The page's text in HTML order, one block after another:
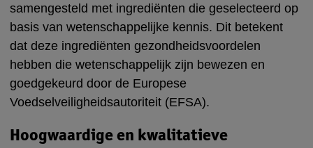
samengesteld met ingrediënten die geselecteerd op
basis van wetenschappelijke kennis. Dit betekent
dat deze ingrediënten gezondheidsvoordelen
hebben die wetenschappelijk zijn bewezen en
goedgekeurd door de Europese
Voedselveiligheidsautoriteit (EFSA).
Hoogwaardige en kwalitatieve